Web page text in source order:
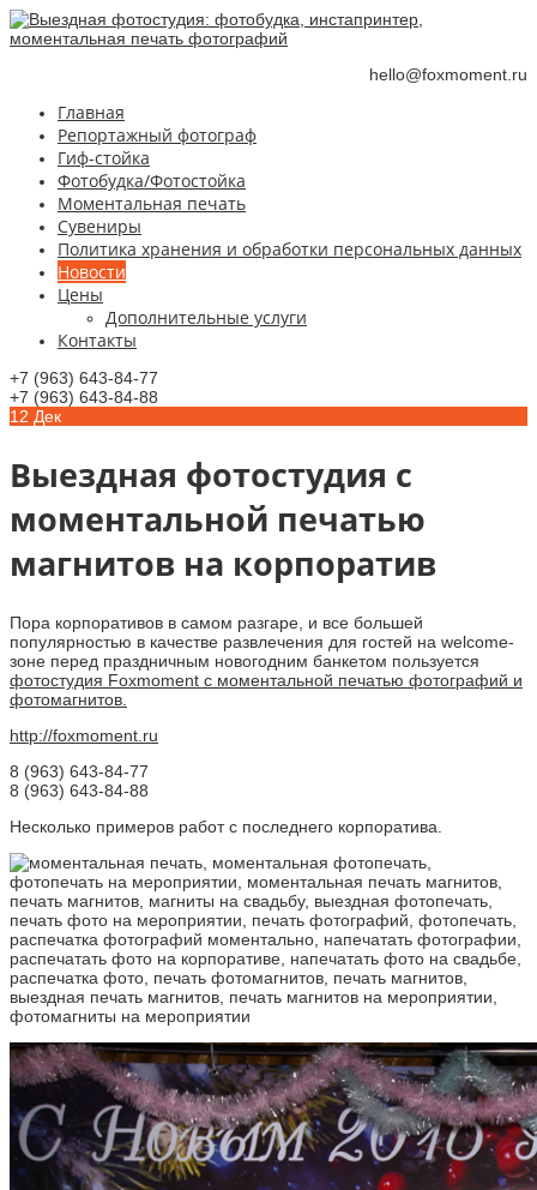
hello@foxmoment.ru
Главная
Репортажный фотограф
Гиф-стойка
Фотобудка/Фотостойка
Моментальная печать
Сувениры
Политика хранения и обработки персональных данных
Новости
Цены
Дополнительные услуги
Контакты
+7 (963) 643-84-77
+7 (963) 643-84-88
12 Дек
Выездная фотостудия с
моментальной печатью
магнитов на корпоратив
Пора корпоративов в самом разгаре, и все большей
популярностью в качестве развлечения для гостей на welcome-
зоне перед праздничным новогодним банкетом пользуется
фотостудия Foxmoment с моментальной печатью фотографий и
фотомагнитов.
http://foxmoment.ru
8 (963) 643-84-77
8 (963) 643-84-88
Несколько примеров работ с последнего корпоратива.